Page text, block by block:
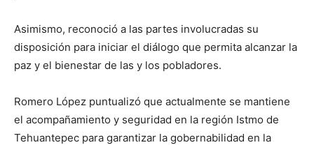
Asimismo, reconoció a las partes involucradas su
disposición para iniciar el diálogo que permita alcanzar la
paz y el bienestar de las y los pobladores.
Romero López puntualizó que actualmente se mantiene
el acompañamiento y seguridad en la región Istmo de
Tehuantepec para garantizar la gobernabilidad en la